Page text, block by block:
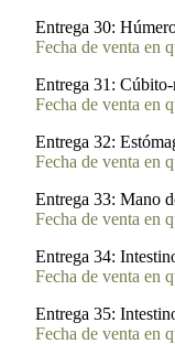
Entrega 30:
Fecha de venta en
Entrega 31: Cúbito-
Fecha de venta en
Entrega 32:
Fecha de venta en
Entrega 33: Mano
Fecha de venta en
Entrega 34:
Fecha de venta en
Entrega 35:
Fecha de venta en